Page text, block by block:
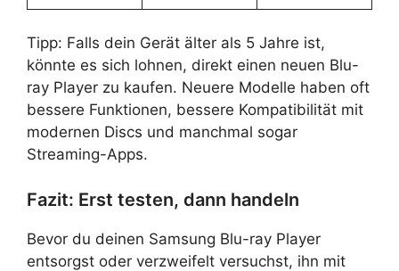
Tipp: Falls dein Gerät älter als 5 Jahre ist,
könnte es sich lohnen, direkt einen neuen Blu-
ray Player zu kaufen. Neuere Modelle haben oft
bessere Funktionen, bessere Kompatibilität mit
modernen Discs und manchmal sogar
Streaming-Apps.
Fazit: Erst testen, dann handeln
Bevor du deinen Samsung Blu-ray Player
entsorgst oder verzweifelt versuchst, ihn mit